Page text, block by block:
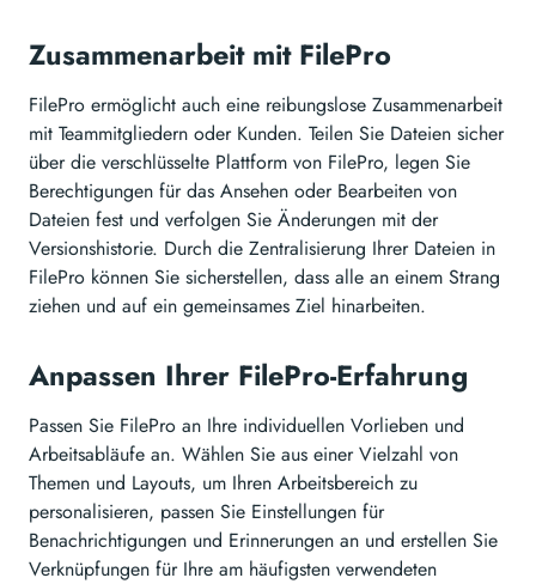
Zusammenarbeit mit FilePro
FilePro ermöglicht auch eine reibungslose Zusammenarbeit
mit Teammitgliedern oder Kunden. Teilen Sie Dateien sicher
über die verschlüsselte Plattform von FilePro, legen Sie
Berechtigungen für das Ansehen oder Bearbeiten von
Dateien fest und verfolgen Sie Änderungen mit der
Versionshistorie. Durch die Zentralisierung Ihrer Dateien in
FilePro können Sie sicherstellen, dass alle an einem Strang
ziehen und auf ein gemeinsames Ziel hinarbeiten.
Anpassen Ihrer FilePro-Erfahrung
Passen Sie FilePro an Ihre individuellen Vorlieben und
Arbeitsabläufe an. Wählen Sie aus einer Vielzahl von
Themen und Layouts, um Ihren Arbeitsbereich zu
personalisieren, passen Sie Einstellungen für
Benachrichtigungen und Erinnerungen an und erstellen Sie
Verknüpfungen für Ihre am häufigsten verwendeten